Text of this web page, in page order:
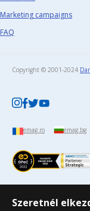
Marketing campaigns
FAQ
Copyright © 2001-2024
emag.ro emag.bg
Szeretnél